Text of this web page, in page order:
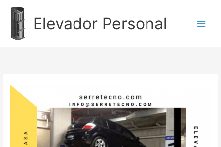
contenido
Elevador Personal